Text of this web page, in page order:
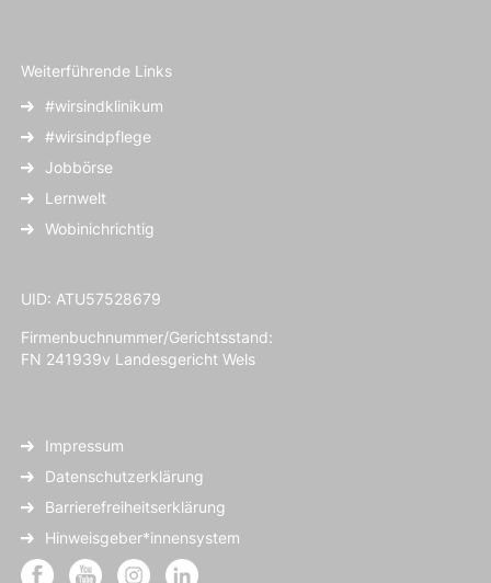
Weiterführende Links
#wirsindklinikum
#wirsindpflege
Jobbörse
Lernwelt
Wobinichrichtig
UID: ATU57528679
Firmenbuchnummer/Gerichtsstand:
FN 241939v Landesgericht Wels
Impressum
Datenschutzerklärung
Barrierefreiheitserklärung
Hinweisgeber*innensystem